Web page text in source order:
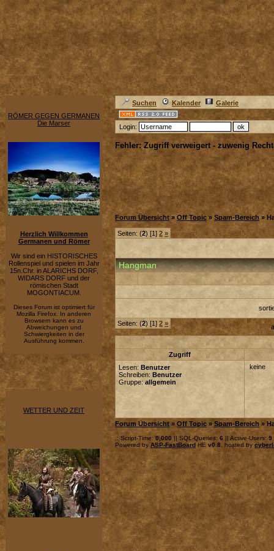
RÖMER GEGEN GERMANEN
Die Marser
Herzlich Willkommen
Germanen und Römer
Wir sind ein HISTORISCHES
Rollenspiel und spielen im Jahr
15n.Chr. in ALARICHS DORF,
WIDARS DORF und der
römischen Stadt
MOGONTIACUM.
Dieses Forum ist optimiert für
Mozilla Firefox. In anderen
Browsern kann es zu
Abweichungen und
Schwiergkeiten in der
Ausführung kommen.
WETTER UND ZEIT
Suchen Kalender Galerie
Login:
Fehler: Zugriff verweigert - zuwenig
Forum Übersicht »Off Topic » Spam-Bereich »
Seiten: (2) [1] 2 »
Hangman
Seiten: (2) [1] 2 »
Zugriff
Lesen: Benutzer
Schreiben: Benutzer
Gruppe: allgemein
keine
Forum Übersicht » Off Topic »Spam-Bereich »
.: Script-Time:0,000 || SQL-Queries: 6 || Active-Users: 9
Powered by ASP-FastBoard HE v0.8 , hosted by